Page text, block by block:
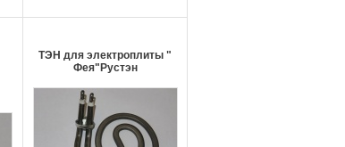
ТЭН для электроплиты "
Фея"Рустэн